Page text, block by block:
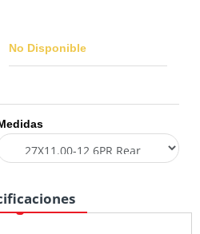
No Disponible